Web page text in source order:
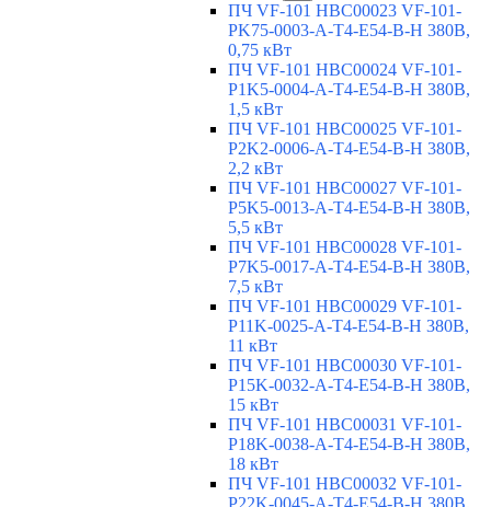
ПЧ VF-101 HBC00023 VF-101-
PK75-0003-A-T4-E54-B-H 380В,
0,75 кВт
ПЧ VF-101 HBC00024 VF-101-
P1K5-0004-A-T4-E54-B-H 380В,
1,5 кВт
ПЧ VF-101 HBC00025 VF-101-
P2K2-0006-A-T4-E54-B-H 380В,
2,2 кВт
ПЧ VF-101 HBC00027 VF-101-
P5K5-0013-A-T4-E54-B-H 380В,
5,5 кВт
ПЧ VF-101 HBC00028 VF-101-
P7K5-0017-A-T4-E54-B-H 380В,
7,5 кВт
ПЧ VF-101 HBC00029 VF-101-
P11K-0025-A-T4-E54-B-H 380В,
11 кВт
ПЧ VF-101 HBC00030 VF-101-
P15K-0032-A-T4-E54-B-H 380В,
15 кВт
ПЧ VF-101 HBC00031 VF-101-
P18K-0038-A-T4-E54-B-H 380В,
18 кВт
ПЧ VF-101 HBC00032 VF-101-